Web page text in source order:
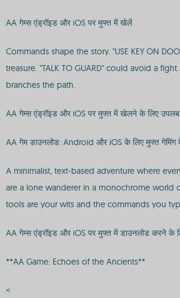
AA गेम्स एंड्रॉइड और iOS पर मुफ्त में खेलें
Commands shape the story. "USE KEY ON
treasure. "TALK TO GUARD" could avoid a
branches the path.
AA गेम्स एंड्रॉइड और iOS पर मुफ्त में खेलने के लिए उपलब
AA गेम डाउनलोड: Android और iOS के लिए मुफ्त गेमिंग
A minimalist, text-based adventure where
are a lone wanderer in a monochrome world
tools are your wits and the commands you
AA गेम्स एंड्रॉइड और iOS पर मुफ्त में डाउनलोड करने के
**AA Game: Echoes of the Ancients**
<